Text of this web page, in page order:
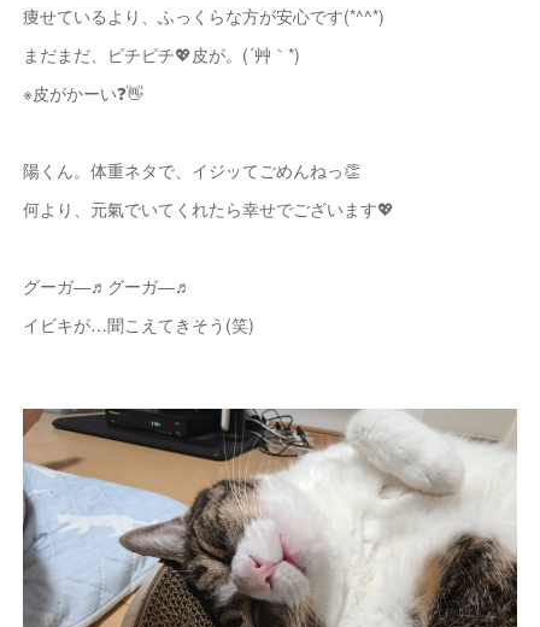
痩せているより、ふっくらな方が安心です(*^^*)
まだまだ、ピチピチ💖皮が。(´艸｀*)
※皮がかーい❓👋
陽くん。体重ネタで、イジッてごめんねっ👏
何より、元氣でいてくれたら幸せでございます💖
グーガ―♬グーガ―♬
イビキが…聞こえてきそう(笑)